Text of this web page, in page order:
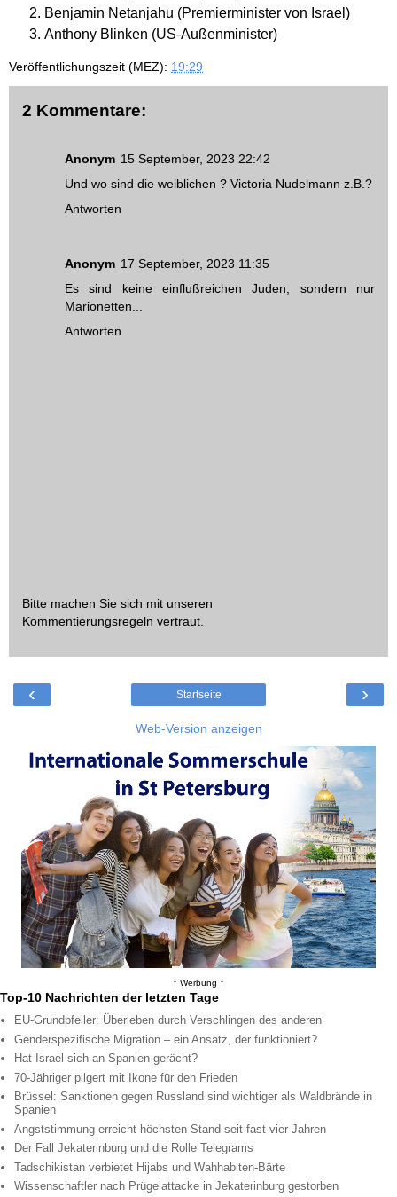
Benjamin Netanjahu (Premierminister von Israel)
Anthony Blinken (US-Außenminister)
Veröffentlichungszeit (MEZ): 19:29
2 Kommentare:
Anonym 15 September, 2023 22:42
Und wo sind die weiblichen ? Victoria Nudelmann z.B.?
Antworten
Anonym 17 September, 2023 11:35
Es sind keine einflußreichen Juden, sondern nur
Marionetten...
Antworten
Bitte machen Sie sich mit unseren
Kommentierungsregeln vertraut.
‹ ›
Startseite
Web-Version anzeigen
↑ Werbung ↑
Top-10 Nachrichten der letzten Tage
EU-Grundpfeiler: Überleben durch Verschlingen des anderen
Genderspezifische Migration – ein Ansatz, der funktioniert?
Hat Israel sich an Spanien gerächt?
70-Jähriger pilgert mit Ikone für den Frieden
Brüssel: Sanktionen gegen Russland sind wichtiger als Waldbrände in
Spanien
Angststimmung erreicht höchsten Stand seit fast vier Jahren
Der Fall Jekaterinburg und die Rolle Telegrams
Tadschikistan verbietet Hijabs und Wahhabiten-Bärte
Wissenschaftler nach Prügelattacke in Jekaterinburg gestorben